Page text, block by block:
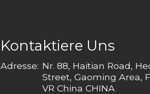
Kontaktiere Uns
Adresse: Nr. 88, Haitian Road,
Street, Gaoming Area,
VR China CHINA